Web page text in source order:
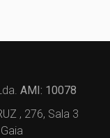
AMI: 10078
, 276, Sala 3